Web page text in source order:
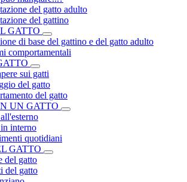
del gatto adulto
del gattino
GATTO
di base del gattino e del gatto adulto
comportamentali
sui gatti
del gatto
del gatto
UN GATTO
interno
quotidiani
GATTO
del gatto
del gatto